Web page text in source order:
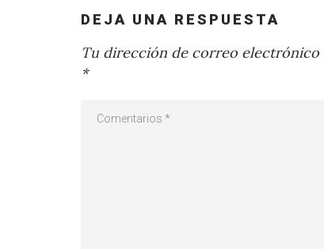
DEJA UNA RESPUESTA
Tu dirección de correo electrónico
*